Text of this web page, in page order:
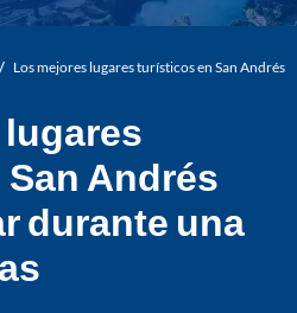
/ Los mejores lugares turísticos en San Andrés
Andrés
durante una